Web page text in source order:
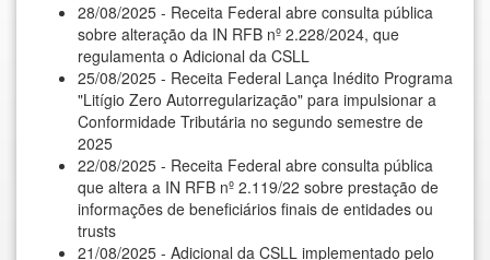
28/08/2025 - Receita Federal abre consulta pública
sobre alteração da IN RFB nº 2.228/2024, que
regulamenta o Adicional da CSLL
25/08/2025 - Receita Federal Lança Inédito Programa
"Litígio Zero Autorregularização" para impulsionar a
Conformidade Tributária no segundo semestre de
2025
22/08/2025 - Receita Federal abre consulta pública
que altera a IN RFB nº 2.119/22 sobre prestação de
informações de beneficiários finais de entidades ou
trusts
21/08/2025 - Adicional da CSLL implementado pelo